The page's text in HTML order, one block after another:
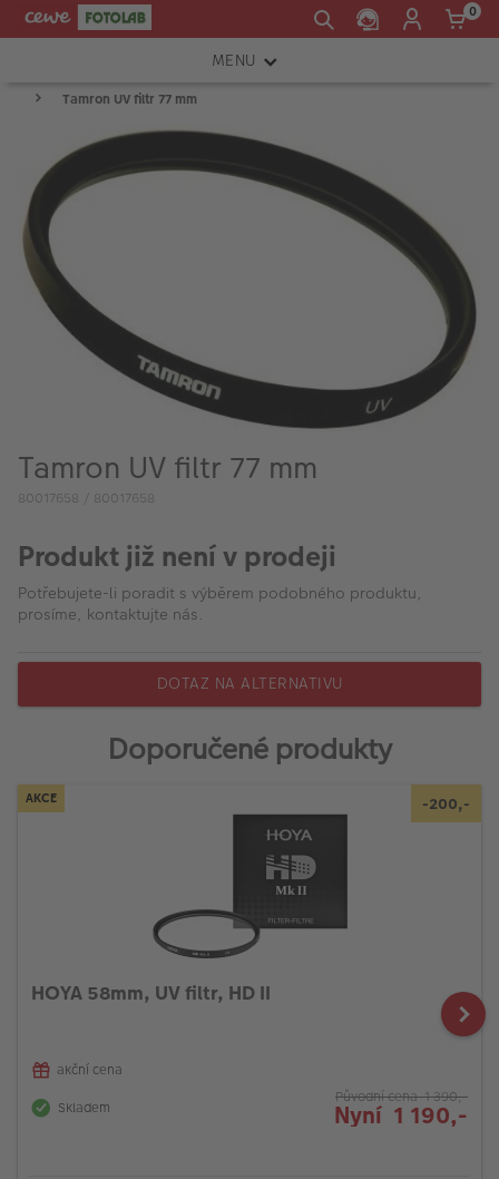
0
MENU
FOTOAPARÁTY
OBJEKTIVY
ATELIÉR
INSTAX™
TISKÁRNY A SKENERY
FOTOBRAŠNY
PŘÍSLUŠENSTVÍ
FOTOALBA
VÝPRODEJ
FOTO BAZAR
Akce a slevy
Tamron UV filtr 77 mm
Tamron UV filtr 77 mm
80017658 / 80017658
Produkt již není v prodeji
Potřebujete-li poradit s výběrem podobného produktu,
prosíme, kontaktujte nás.
DOTAZ NA ALTERNATIVU
Doporučené produkty
AKCE -200,-
HOYA 58mm, UV filtr, HD II
akční cena
Skladem
Původní cena 1 390,-
Nyní 1 190,-